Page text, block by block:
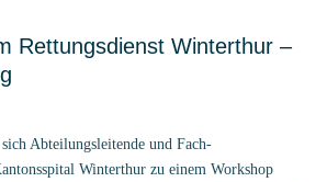
Rettungsdienst Winterthur –
Abteilungsleitende und Fach-
Winterthur zu einem Workshop